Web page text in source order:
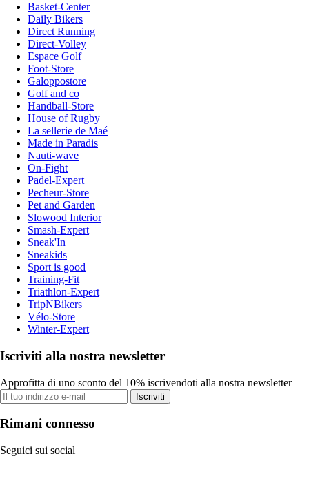
Basket-Center
Daily Bikers
Direct Running
Direct-Volley
Espace Golf
Foot-Store
Galoppostore
Golf and co
Handball-Store
House of Rugby
La sellerie de Maé
Made in Paradis
Nauti-wave
On-Fight
Padel-Expert
Pecheur-Store
Pet and Garden
Slowood Interior
Smash-Expert
Sneak'In
Sneakids
Sport is good
Training-Fit
Triathlon-Expert
TripNBikers
Vélo-Store
Winter-Expert
Iscriviti alla nostra newsletter
Approfitta di uno sconto del 10% iscrivendoti alla nostra newsletter
Iscriviti
Rimani connesso
Seguici sui social